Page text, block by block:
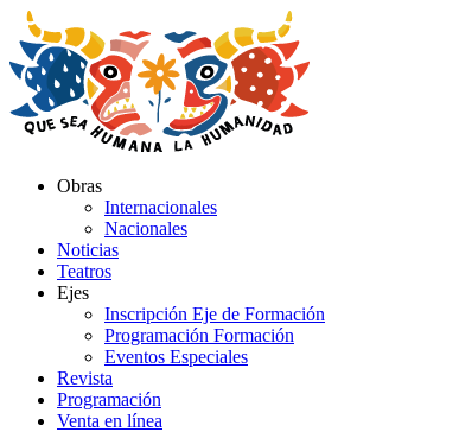
al
contenido
Obras
Internacionales
Nacionales
Noticias
Teatros
Ejes
Inscripción Eje de Formación
Programación Formación
Eventos Especiales
Revista
Programación
Venta en línea